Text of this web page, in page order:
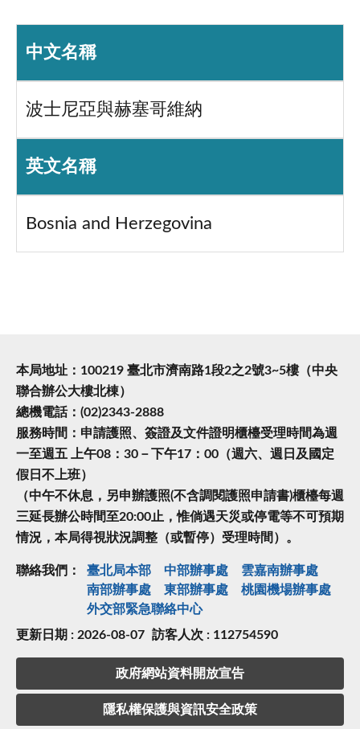
中文名稱
波士尼亞與赫塞哥維納
英文名稱
Bosnia and Herzegovina
本局地址：100219 臺北市濟南路1段2之2號3~5樓（中央
聯合辦公大樓北棟）
總機電話：(02)2343-2888
服務時間：申請護照、簽證及文件證明櫃檯受理時間為週
一至週五 上午08：30－下午17：00（週六、週日及國定
假日不上班）
（中午不休息，另申辦護照(不含調閱護照申請書)櫃檯每週
三延長辦公時間至20:00止，惟倘遇天災或停電等不可預期
情況，本局得視狀況調整（或暫停）受理時間）。
聯絡我們： 臺北局本部 中部辦事處
雲嘉南辦事處
南部辦事處
東部辦事處
桃園機場辦事處
外交部緊急聯絡中⼼
更新日期 : 2026-08-07 訪客人次 : 112754590
政府網站資料開放宣告
隱私權保護與資訊安全政策